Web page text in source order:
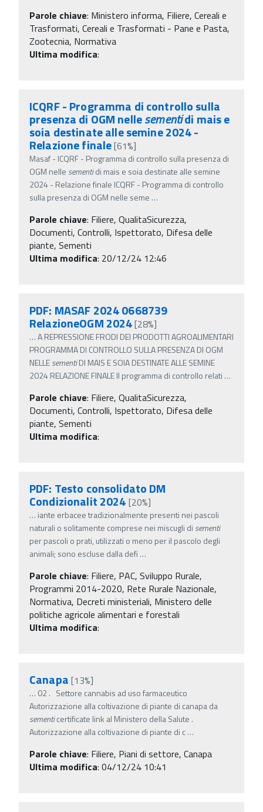
Parole chiave: Ministero informa, Filiere, Cereali e
Trasformati, Cereali e Trasformati - Pane e Pasta,
Zootecnia, Normativa
Ultima modifica:
ICQRF - Programma di controllo sulla
presenza di OGM nellesementidi mais e
soia destinate alle semine 2024 -
Relazione finale[61%]
Masaf - ICQRF - Programma di controllo sulla presenza di
OGM nelle sementidi mais e soia destinate alle semine
2024 - Relazione finale ICQRF - Programma di controllo
sulla presenza di OGM nelle seme …
Parole chiave: Filiere, QualitaSicurezza,
Documenti, Controlli, Ispettorato, Difesa delle
piante, Sementi
Ultima modifica: 20/12/24 12:46
PDF: MASAF 2024 0668739
RelazioneOGM 2024[28%]
…A REPRESSIONE FRODI DEI PRODOTTI AGROALIMENTARI
PROGRAMMA DI CONTROLLO SULLA PRESENZA DI OGM
NELLEsementiDI MAIS E SOIA DESTINATE ALLE SEMINE
2024 RELAZIONE FINALE Il programma di controllo relati …
Parole chiave: Filiere, QualitaSicurezza,
Documenti, Controlli, Ispettorato, Difesa delle
piante, Sementi
Ultima modifica:
PDF: Testo consolidato DM
Condizionalit 2024 [20%]
… iante erbacee tradizionalmente presenti nei pascoli
naturali o solitamente comprese nei miscugli di sementi
per pascoli o prati, utilizzati o meno per il pascolo degli
animali; sono escluse dalla defi …
Parole chiave: Filiere, PAC, Sviluppo Rurale,
Programmi 2014-2020, Rete Rurale Nazionale,
Normativa, Decreti ministeriali, Ministero delle
politiche agricole alimentari e forestali
Ultima modifica:
Canapa [13%]
… 02 . Settore cannabis ad uso farmaceutico
Autorizzazione alla coltivazione di piante di canapa da
sementicertificate link al Ministero della Salute .
Autorizzazione alla coltivazione di piante di c…
Parole chiave: Filiere, Piani di settore, Canapa
Ultima modifica: 04/12/24 10:41